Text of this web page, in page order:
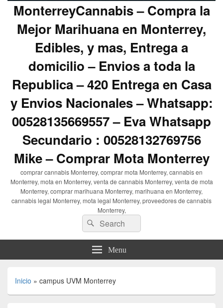
MonterreyCannabis – Compra la
Mejor Marihuana en Monterrey,
Edibles, y mas, Entrega a
domicilio – Envios a toda la
Republica – 420 Entrega en Casa
y Envios Nacionales – Whatsapp:
00528135669557 – Eva Whatsapp
Secundario : 00528132769756
Mike – Comprar Mota Monterrey
comprar cannabis Monterrey, comprar mota Monterrey, cannabis en
Monterrey, mota en Monterrey, venta de cannabis Monterrey, venta de mota
Monterrey, comprar marihuana Monterrey, marihuana en Monterrey,
cannabis legal Monterrey, mota legal Monterrey, proveedores de cannabis
Monterrey,
Search
for:
Search
Menu
Inicio » campus UVM Monterrey